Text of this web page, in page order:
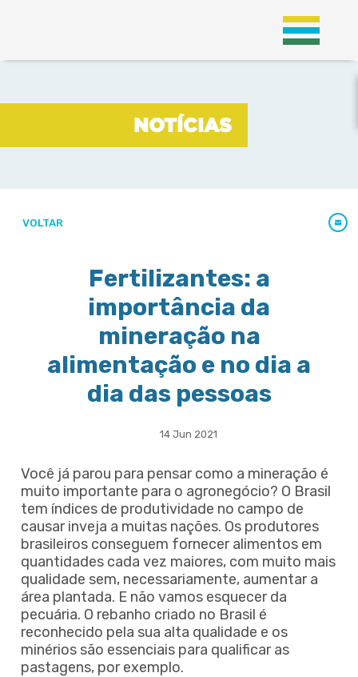
NOTÍCIAS
NOTÍCIAS
VOLTAR
Fertilizantes: a
importância da
mineração na
alimentação e no dia a
dia das pessoas
14 Jun 2021
Você já parou para pensar como a mineração é
muito importante para o agronegócio? O Brasil
tem índices de produtividade no campo de
causar inveja a muitas nações. Os produtores
brasileiros conseguem fornecer alimentos em
quantidades cada vez maiores, com muito mais
qualidade sem, necessariamente, aumentar a
área plantada. E não vamos esquecer da
pecuária. O rebanho criado no Brasil é
reconhecido pela sua alta qualidade e os
minérios são essenciais para qualificar as
pastagens, por exemplo.